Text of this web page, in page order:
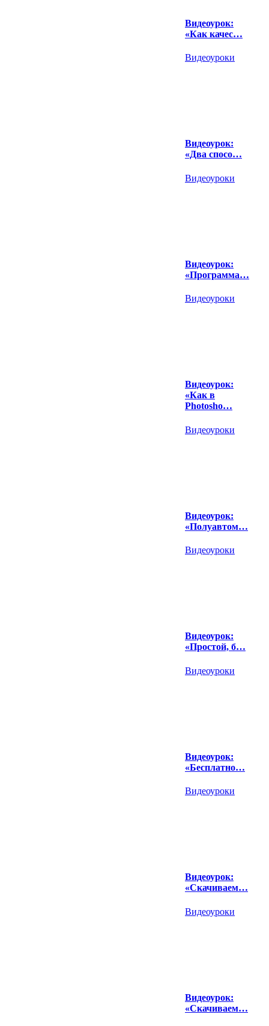
Видеоурок:
«Как качес…
Видеоуроки
Видеоурок:
«Два спосо…
Видеоуроки
Видеоурок:
«Программа…
Видеоуроки
Видеоурок:
«Как в
Photosho…
Видеоуроки
Видеоурок:
«Полуавтом…
Видеоуроки
Видеоурок:
«Простой, б…
Видеоуроки
Видеоурок:
«Бесплатно…
Видеоуроки
Видеоурок:
«Скачиваем…
Видеоуроки
Видеоурок:
«Скачиваем…